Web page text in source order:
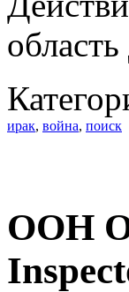
ирак, война, поиск
ООН